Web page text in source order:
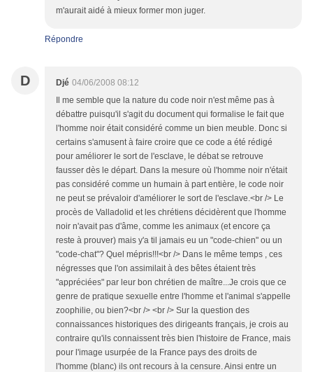
m'aurait aidé à mieux former mon juger.
Répondre
D Djé 04/06/2008 08:12
Il me semble que la nature du code noir n'est même pas à
débattre puisqu'il s'agit du document qui formalise le fait que
l'homme noir était considéré comme un bien meuble. Donc si
certains s'amusent à faire croire que ce code a été rédigé
pour améliorer le sort de l'esclave, le débat se retrouve
fausser dès le départ. Dans la mesure où l'homme noir n'était
pas considéré comme un humain à part entière, le code noir
ne peut se prévaloir d'améliorer le sort de l'esclave.<br /> Le
procès de Valladolid et les chrétiens décidèrent que l'homme
noir n'avait pas d'âme, comme les animaux (et encore ça
reste à prouver) mais y'a til jamais eu un "code-chien" ou un
"code-chat"? Quel mépris!!!<br /> Dans le même temps , ces
négresses que l'on assimilait à des bêtes étaient très
"appréciées" par leur bon chrétien de maître...Je crois que ce
genre de pratique sexuelle entre l'homme et l'animal s'appelle
zoophilie, ou bien?<br /> <br /> Sur la question des
connaissances historiques des dirigeants français, je crois au
contraire qu'ils connaissent très bien l'histoire de France, mais
pour l'image usurpée de la France pays des droits de
l'homme (blanc) ils ont recours à la censure. Ainsi entre un